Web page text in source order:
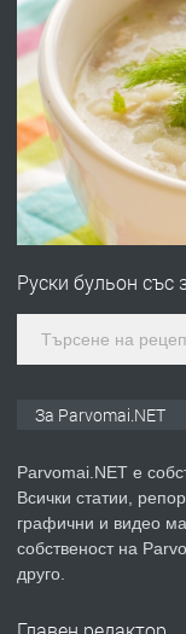
ПРЕДЛАГА
ПРЕДЛАГА
ПРЕДЛАГА
Руски бульон със
За Parvomai.NET
Parvomai.NET е
Всички статии,
графични и видео
собственост на
друго.